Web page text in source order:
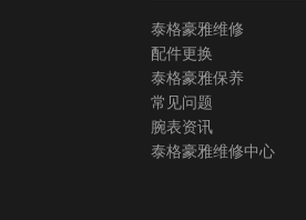
泰格豪雅维修
配件更换
泰格豪雅保养
常见问题
腕表资讯
泰格豪雅维修中心